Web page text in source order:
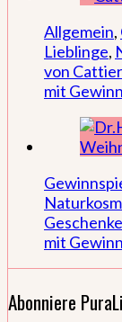
Allgemein,
Lieblinge,
von
mit
mit
Abonniere